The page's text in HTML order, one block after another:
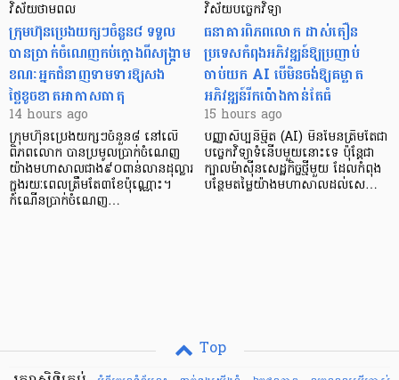
វិស័យថាមពល
ក្រុមហ៊ុនប្រេងយក្សៗចំនួន៨ ទទួល
បានប្រាក់ចំណេញកប់ក្តោងពីសង្គ្រាម
ខណៈអ្នកជំនាញទាមទារឱ្យសង
ថ្លៃខូចខាតអាកាសធាតុ
14 hours ago
ក្រុមហ៊ុនប្រេងយក្សៗចំនួន៨ នៅលើ
ពិភពលោក បានប្រមូលប្រាក់ចំណេញ
យ៉ាងមហាសាលជាង៩០ពាន់លានដុល្លារ
ក្នុងរយៈពេលត្រឹមតែ៣ខែប៉ុណ្ណោះ។
កំណើនប្រាក់ចំណេញ…
វិស័យបច្ចេកវិទ្យា
ធនាគារពិភពលោក ដាស់តឿន
ប្រទេសកំពុងអភិវឌ្ឍន៍ឱ្យប្រញាប់
ចាប់យក AI បើមិនចង់ឱ្យគម្លាត
អភិវឌ្ឍន៍រីកប៉ោងកាន់តែធំ
15 hours ago
បញ្ញាសិប្បនិម្មិត (AI) មិនមែនត្រឹមតែជា
បច្ចេកវិទ្យាទំនើបមួយនោះទេ ប៉ុន្តែជា
ក្បាលម៉ាស៊ីនសេដ្ឋកិច្ចថ្មីមួយ ដែលកំពុង
បន្ថែមតម្លៃយ៉ាងមហាសាលដល់សេ…
Top